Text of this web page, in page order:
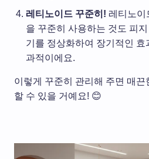
레티노이드 꾸준히! 레티노이
을 꾸준히 사용하는 것도 피
기를 정상화하여 장기적인 효
과적이에요.
이렇게 꾸준히 관리해 주면 매끈
할 수 있을 거예요! 😊